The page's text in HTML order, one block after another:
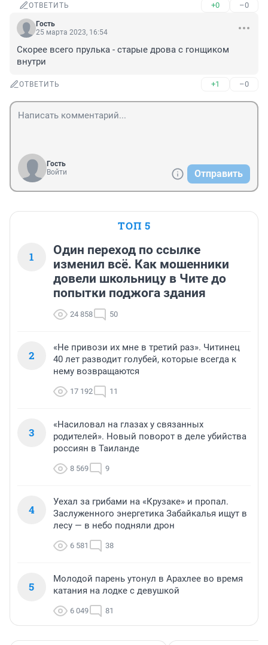
ОТВЕТИТЬ +0 –0
Гость
25 марта 2023, 16:54
Скорее всего прулька - старые дрова с гонщиком
внутри
ОТВЕТИТЬ +1 –0
Гость
Войти
Отправить
ТОП 5
1
Один переход по ссылке
изменил всё. Как мошенники
довели школьницу в Чите до
попытки поджога здания
24 858 50
2
«Не привози их мне в третий раз». Читинец
40 лет разводит голубей, которые всегда к
нему возвращаются
17 192 11
3
«Насиловал на глазах у связанных
родителей». Новый поворот в деле убийства
россиян в Таиланде
8 569 9
4
Уехал за грибами на «Крузаке» и пропал.
Заслуженного энергетика Забайкалья ищут в
лесу — в небо подняли дрон
6 581 38
5
Молодой парень утонул в Арахлее во время
катания на лодке с девушкой
6 049 81